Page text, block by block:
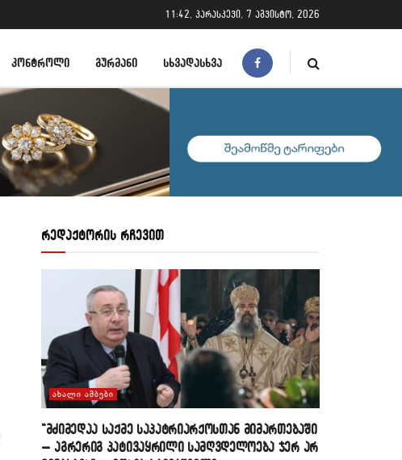
11:42, პარასკევი, 7 აგვისტო, 2026
ᲙᲝᲜᲢᲠᲝᲚᲘ ᲒᲣᲠᲛᲐᲜᲘ ᲡᲮᲕᲐᲓᲐᲡᲮᲕᲐ
რედაქტორის რჩევით
ᲐᲮᲐᲚᲘ ᲐᲛᲑᲔᲑᲘ
“მძიმედაა საქმე საპატრიარქოსთან მიმართებაში
– აგრერიგ პატივაყრილი სამღვდელოება ჯერ არ